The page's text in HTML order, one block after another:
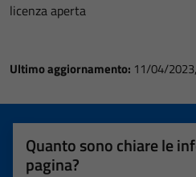
licenza aperta
Ultimo aggiornamento: 11/04/
Quanto sono chiare le
pagina?